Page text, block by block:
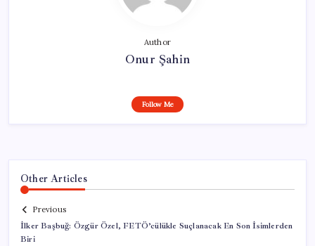
Author
Onur Şahin
Follow Me
Other Articles
Previous
İlker Başbuğ: Özgür Özel, FETÖ’cülükle Suçlanacak En Son İsimlerden
Biri